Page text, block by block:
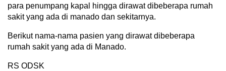
para penumpang kapal hingga dirawat dibeberapa rumah
sakit yang ada di manado dan sekitarnya.
Berikut nama-nama pasien yang dirawat dibeberapa
rumah sakit yang ada di Manado.
RS ODSK